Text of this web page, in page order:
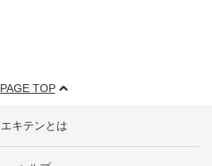
PAGE TOP
エキテンとは